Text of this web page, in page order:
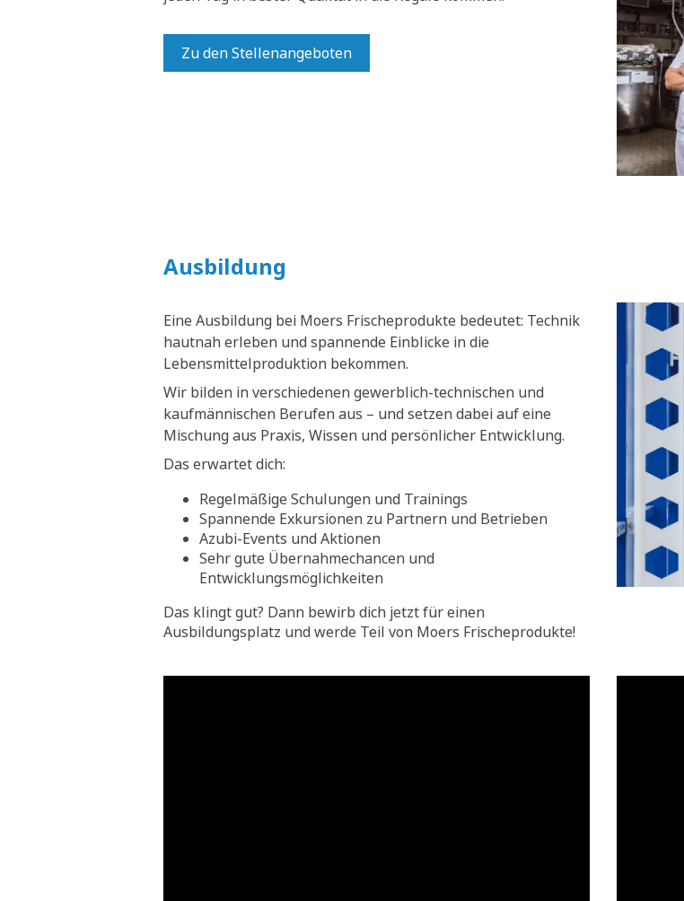
Zu den Stellenangeboten
Ausbildung
Eine Ausbildung bei Moers Frischeprodukte bedeutet: Technik
hautnah erleben und spannende Einblicke in die
Lebensmittelproduktion bekommen.
Wir bilden in verschiedenen gewerblich-technischen und
kaufmännischen Berufen aus – und setzen dabei auf eine
Mischung aus Praxis, Wissen und persönlicher Entwicklung.
Das erwartet dich:
Regelmäßige Schulungen und Trainings
Spannende Exkursionen zu Partnern und Betrieben
Azubi-Events und Aktionen
Sehr gute Übernahmechancen und
Entwicklungsmöglichkeiten
Das klingt gut? Dann bewirb dich jetzt für einen
Ausbildungsplatz und werde Teil von Moers Frischeprodukte!